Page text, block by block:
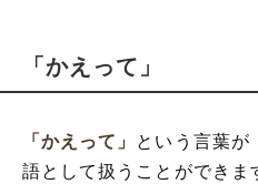
「かえって」
「かえって」 という言葉が
語として扱うことができま